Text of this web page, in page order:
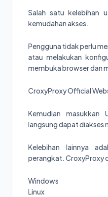
Salah satu kelebihan
kemudahan akses.
Pengguna tidak perlu
atau melakukan
membuka browser dan
CroxyProxy Official
Kemudian masukkan
langsung dapat diakses
Kelebihan lainnya
perangkat. CroxyProxy
Windows
Linux